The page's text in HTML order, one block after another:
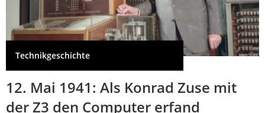
Technikgeschichte
12. Mai 1941: Als Konrad Zuse mit
der Z3 den Computer erfand